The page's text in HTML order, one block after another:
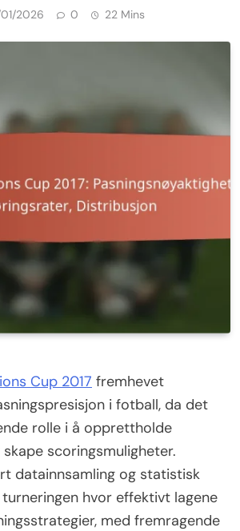
2026 0 22 Mins
Cup 2017 fremhevet
i fotball, da det
rolle i å opprettholde
scoringsmuligheter.
datainnsamling og statistisk
hvor effektivt lagene
med fremragende